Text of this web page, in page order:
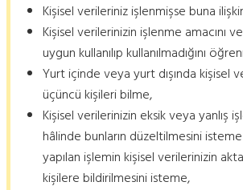
Kişisel verileriniz işlenmişse buna
Kişisel verilerinizin işlenme amacını
uygun kullanılıp kullanılmadığını
Yurt içinde veya yurt dışında kişisel
üçüncü kişileri bilme,
Kişisel verilerinizin eksik veya yanlış
hâlinde bunların düzeltilmesini
yapılan işlemin kişisel verilerinizin
kişilere bildirilmesini isteme,